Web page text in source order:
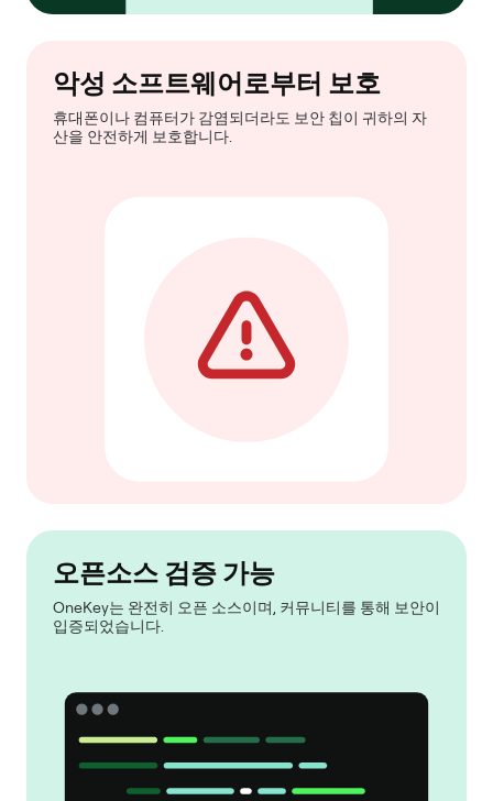
악성 소프트웨어로부터 보호
휴대폰이나 컴퓨터가 감염되더라도 보안 칩이 귀하의 자
산을 안전하게 보호합니다.
오픈소스 검증 가능
OneKey는 완전히 오픈 소스이며, 커뮤니티를 통해 보안이
입증되었습니다.